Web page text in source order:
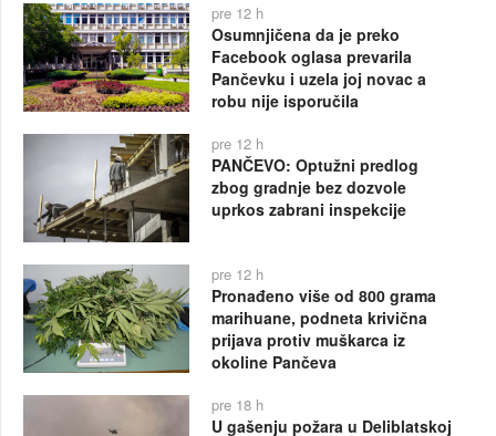
pre 12 h
Osumnjičena da je preko
Facebook oglasa prevarila
Pančevku i uzela joj novac a
robu nije isporučila
pre 12 h
PANČEVO: Optužni predlog
zbog gradnje bez dozvole
uprkos zabrani inspekcije
pre 12 h
Pronađeno više od 800 grama
marihuane, podneta krivična
prijava protiv muškarca iz
okoline Pančeva
pre 18 h
U gašenju požara u Deliblatskoj